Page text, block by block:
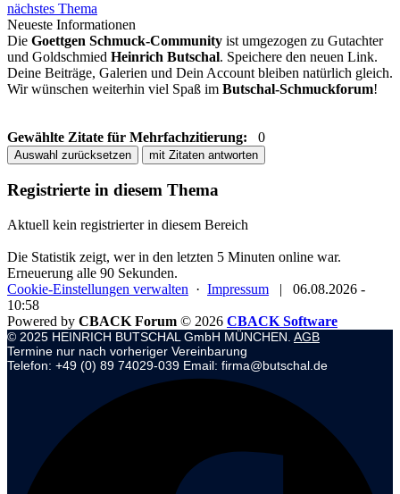
nächstes Thema
Neueste Informationen
Die Goettgen Schmuck-Community ist umgezogen zu Gutachter
und Goldschmied Heinrich Butschal. Speichere den neuen Link.
Deine Beiträge, Galerien und Dein Account bleiben natürlich gleich.
Wir wünschen weiterhin viel Spaß im Butschal-Schmuckforum!
Gewählte Zitate für Mehrfachzitierung: 0
Auswahl zurücksetzen mit Zitaten antworten
Registrierte in diesem Thema
Aktuell kein registrierter in diesem Bereich
Die Statistik zeigt, wer in den letzten 5 Minuten online war.
Erneuerung alle 90 Sekunden.
Cookie-Einstellungen verwalten · Impressum |
06.08.2026 -
10:58
Powered by CBACK Forum © 2026 CBACK Software
© 2025 HEINRICH BUTSCHAL GmbH MÜNCHEN. AGB
Termine nur nach vorheriger Vereinbarung
Telefon: +49 (0) 89 74029-039 Email: firma@butschal.de